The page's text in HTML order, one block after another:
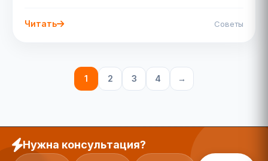
Читать Советы
1 2 3 4 →
Нужна консультация?